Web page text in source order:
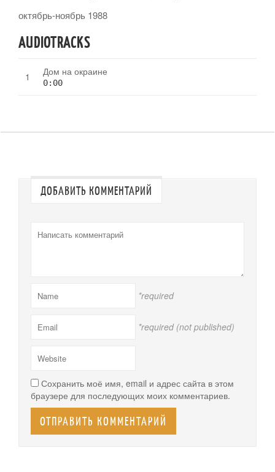
октябрь-ноябрь 1988
AUDIOTRACKS
Дом на окраине
0:00
ДОБАВИТЬ КОММЕНТАРИЙ
*required
*required (not published)
Сохранить моё имя, email и адрес сайта в этом
браузере для последующих моих комментариев.